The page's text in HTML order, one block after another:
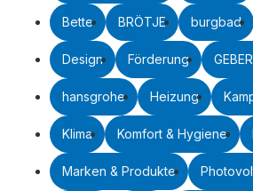
Bette BRÖTJE burgbad
Design Förderung
hansgrohe Heizung
Klima Komfort & Hygiene
Marken & Produkte